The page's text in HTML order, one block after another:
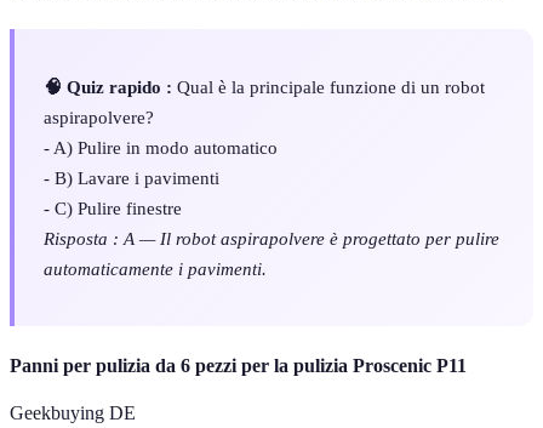
🧠 Quiz rapido : Qual è la principale funzione di un robot
aspirapolvere?
- A) Pulire in modo automatico
- B) Lavare i pavimenti
- C) Pulire finestre
Risposta : A — Il robot aspirapolvere è progettato per pulire
automaticamente i pavimenti.
Panni per pulizia da 6 pezzi per la pulizia Proscenic P11
Geekbuying DE